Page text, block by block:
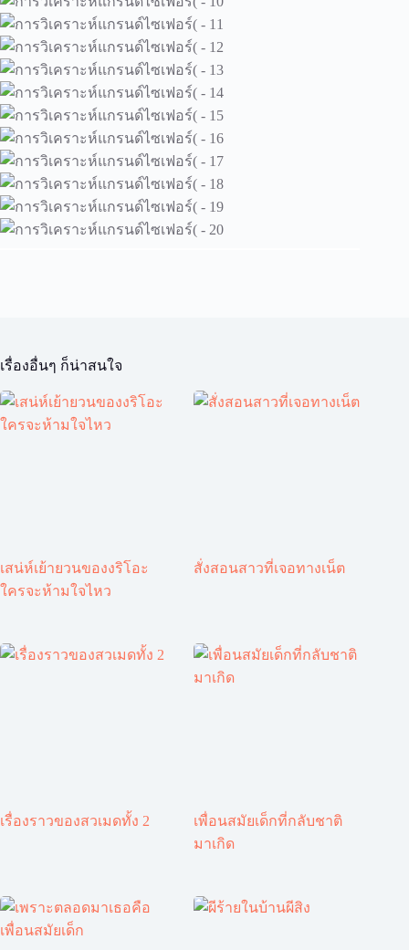
เรื่องอื่นๆ ก็น่าสนใจ
เสน่ห์เย้ายวนของงริโอะ
ใครจะห้ามใจไหว
สั่งสอนสาวที่เจอทางเน็ต
เรื่องราวของสวเมดทั้ง 2
เพื่อนสมัยเด็กที่กลับชาติ
มาเกิด